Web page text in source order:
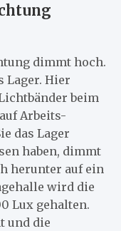
dimmt hoch.
Lager. Hier
beim
Arbeits-
das Lager
haben, dimmt
herunter auf ein
wird die
Lux gehalten.
und die